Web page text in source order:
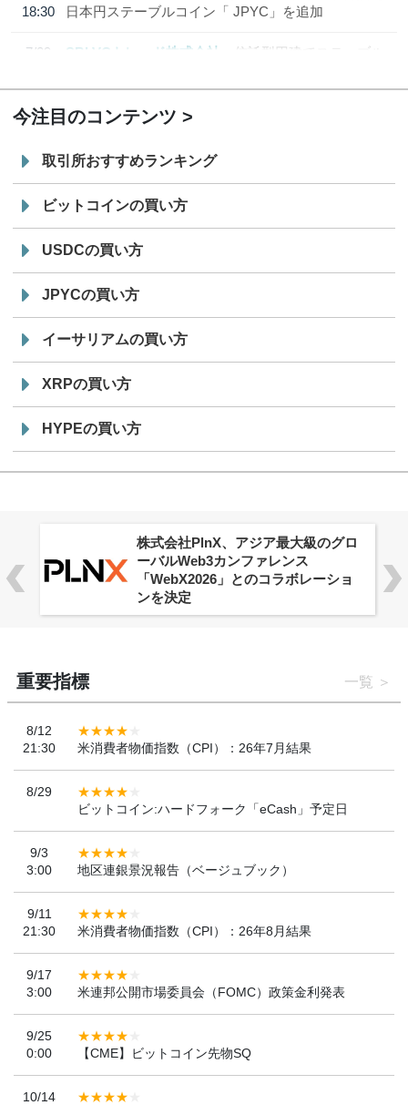
18:30
日本円ステーブルコイン「 JPYC」を追加
7/29
SBI VCトレード株式会社
信託型円建てステーブル
今注目のコンテンツ
取引所おすすめランキング
ビットコインの買い方
USDCの買い方
JPYCの買い方
イーサリアムの買い方
XRPの買い方
HYPEの買い方
Aster Vault、全ユーザー向けに提供
開始
重要指標 一覧
8/12
21:30
米消費者物価指数（CPI）：26年7月結果
8/29
ビットコイン:ハードフォーク「eCash」予定日
9/3
3:00
地区連銀景況報告（ベージュブック）
9/11
21:30
米消費者物価指数（CPI）：26年8月結果
9/17
3:00
米連邦公開市場委員会（FOMC）政策金利発表
9/25
0:00
【CME】ビットコイン先物SQ
10/14